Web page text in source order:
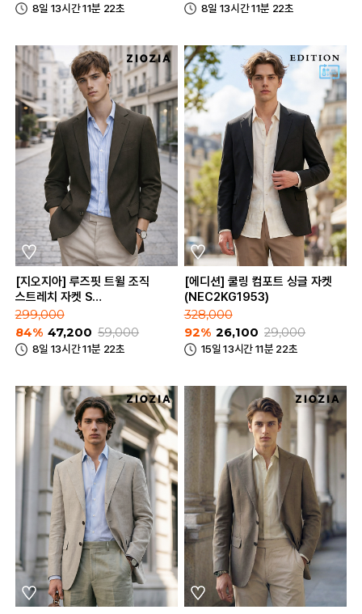
8일 13시간 11분 22초 8일 13시간 11분 22초
[지오지아] 루즈핏 트윌 조직
스트레치 자켓 S
(AAD2KG1602)
299,000
84% 47,200 59,000
8일 13시간 11분 22초
[에디션] 쿨링 컴포트 싱글 자켓
(NEC2KG1953)
328,000
92% 26,100 29,000
15일 13시간 11분 22초